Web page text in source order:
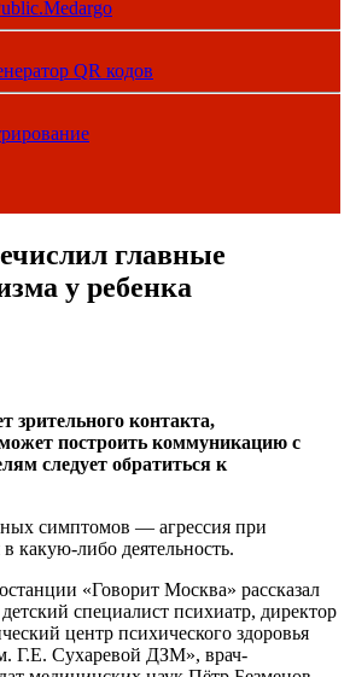
QR кодов
главные
у ребенка
зрительного контакта,
построить коммуникацию с
следует обратиться к
симптомов — агрессия при
какую-либо деятельность.
«Говорит Москва» рассказал
специалист психиатр, директор
центр психического здоровья
Г.Е. Сухаревой ДЗМ», врач-